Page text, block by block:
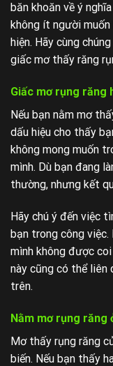
băn khoăn về ý
không ít người
hiện. Hãy cùng
giấc mơ thấy răng
Giấc mơ rụng răng
Nếu bạn nằm mơ
dấu hiệu cho thấy
không mong muốn
mình. Dù bạn đang
thường, nhưng kết
Hãy chú ý đến việc
bạn trong công việc.
mình không được
này cũng có thể liên
trên.
Nằm mơ rụng răng
Mơ thấy rụng răng
biến. Nếu bạn thấy